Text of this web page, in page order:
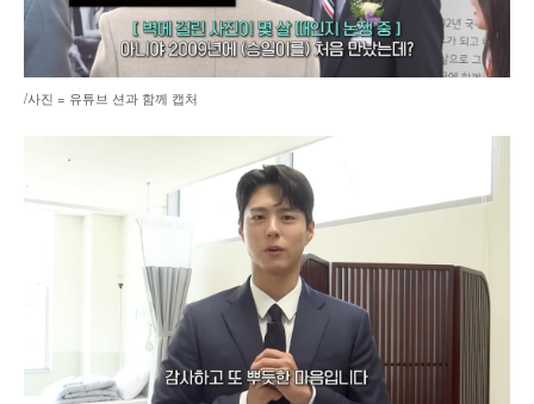
/사진 = 유튜브 션과 함께 캡처